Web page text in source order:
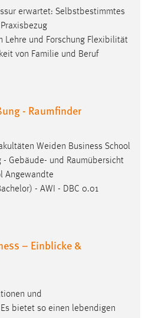
erwartet: Selbstbestimmtes
Lehre und Forschung Flexibilität
von Familie und Beruf
- Raumfinder
Weiden Business School
- Gebäude- und Raumübersicht
Angewandte
- AWI - DBC 0.01
– Einblicke &
und
bietet so einen lebendigen